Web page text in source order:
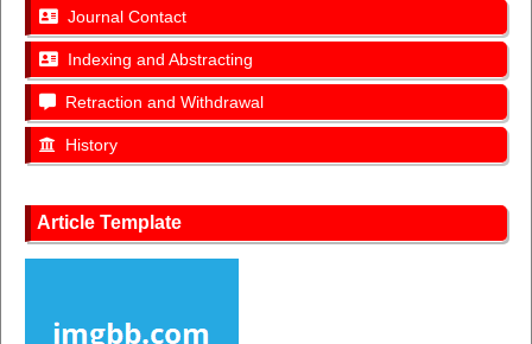
Journal Contact
Indexing and Abstracting
Retraction and Withdrawal
History
Article Template